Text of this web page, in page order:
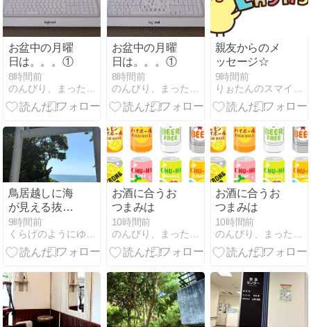
お盆中の月曜
日は。。。①
8時間前
お盆中の月曜
日は。。。①
8時間前
親友からのメ
ッセージ☆
9時間前
鳥居越しに海
が見える抜群
のロケーショ
ン大洗磯前神
社
9時間前
お酒に合うお
つまみは
10時間前
お酒に合うお
つまみは
10時間前